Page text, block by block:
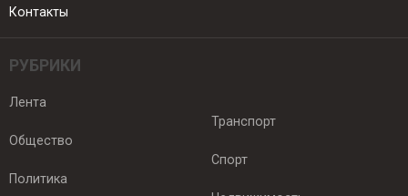
Контакты
РУБРИКИ
Лента
Общество
Политика
Транспорт
Спорт